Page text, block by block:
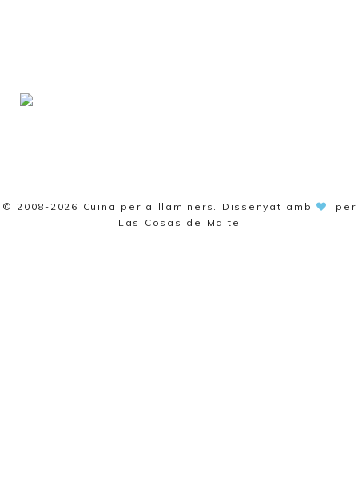
© 2008-2026 Cuina per a llaminers . Dissenyat amb
per
Las Cosas de Maite